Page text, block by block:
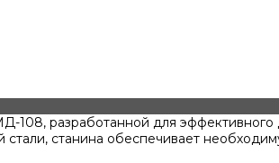
разработанной для эффективного
станина обеспечивает